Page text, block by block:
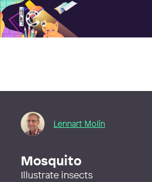
Illustratörcentrum
Lennart Molin
Mosquito
Illustrate insects